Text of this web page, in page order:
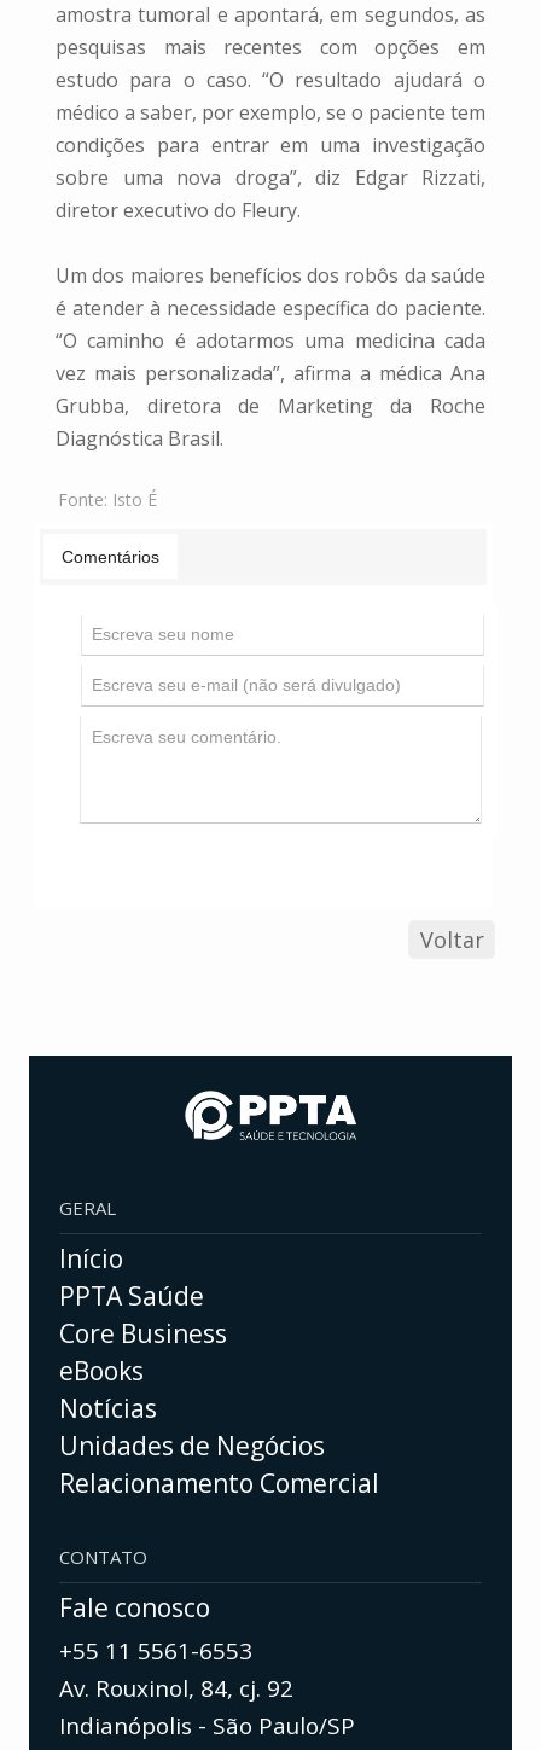
amostra tumoral e apontará, em segundos, as
pesquisas mais recentes com opções em
estudo para o caso. “O resultado ajudará o
médico a saber, por exemplo, se o paciente tem
condições para entrar em uma investigação
sobre uma nova droga”, diz Edgar Rizzati,
diretor executivo do Fleury.
Um dos maiores benefícios dos robôs da saúde
é atender à necessidade específica do paciente.
“O caminho é adotarmos uma medicina cada
vez mais personalizada”, afirma a médica Ana
Grubba, diretora de Marketing da Roche
Diagnóstica Brasil.
Fonte: Isto É
Comentários
Voltar
GERAL
Início
PPTA Saúde
Core Business
eBooks
Notícias
Unidades de Negócios
Relacionamento Comercial
CONTATO
Fale conosco
+55 11 5561-6553
Av. Rouxinol, 84, cj. 92
Indianópolis - São Paulo/SP